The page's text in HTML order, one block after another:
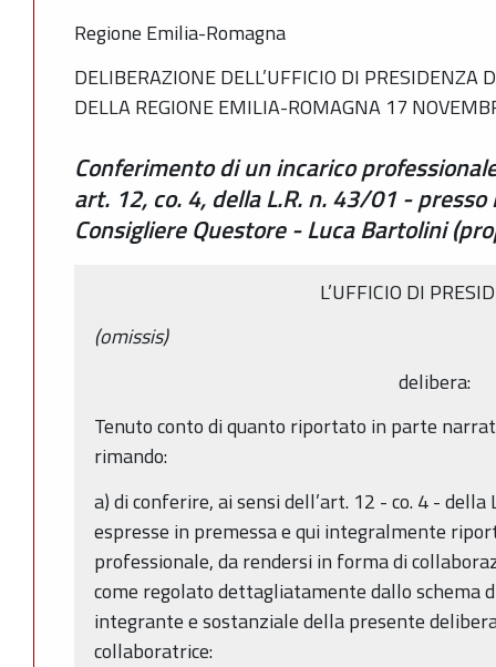
Regione Emilia-Romagna
DELIBERAZIONE DELL’UFFICIO DI PRESIDENZA
DELLA REGIONE EMILIA-ROMAGNA 17
Conferimento di un incarico
art. 12, co. 4, della L.R. n. 43/01 -
Consigliere Questore - Luca Bartolini
L’UFFICIO DI
(omissis)
delibera:
Tenuto conto di quanto riportato in parte
rimando:
a) di conferire, ai sensi dell’art. 12 - co. 4 -
espresse in premessa e qui integralmente
professionale, da rendersi in forma di
come regolato dettagliatamente dallo schema
integrante e sostanziale della presente
collaboratrice: